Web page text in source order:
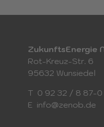
ZukunftsEnergie
Rot-Kreuz-Str. 6
95632 Wunsiedel
T 0 92 32 / 8 87-0
E info@zenob.de